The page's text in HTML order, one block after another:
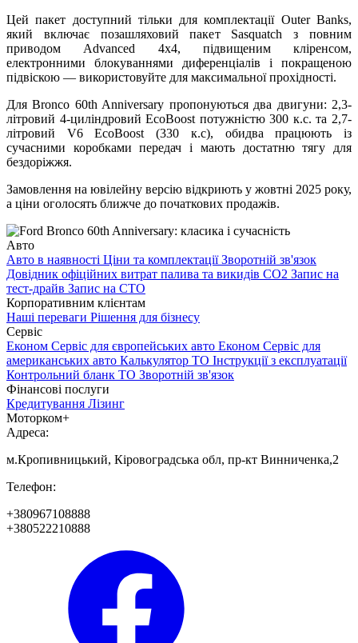
Цей пакет доступний тільки для комплектації Outer Banks,
який включає позашляховий пакет Sasquatch з повним
приводом Advanced 4x4, підвищеним кліренсом,
електронними блокуваннями диференціалів і покращеною
підвіскою — використовуйте для максимальної прохідності.
Для Bronco 60th Anniversary пропонуються два двигуни: 2,3-
літровий 4-циліндровий EcoBoost потужністю 300 к.с. та 2,7-
літровий V6 EcoBoost (330 к.с), обидва працюють із
сучасними коробками передач і мають достатню тягу для
бездоріжжя.
Замовлення на ювілейну версію відкриють у жовтні 2025 року,
а ціни оголосять ближче до початкових продажів.
Авто
Авто в наявності Ціни та комплектаціїЗворотній зв'язок
Довідник офіційних витрат палива та викидів СО2 Запис на
тест-драйв Запис на СТО
Корпоративним клієнтам
Наші переваги Рішення для бізнесу
Сервіс
Економ Сервіс для європейських авто Економ Сервіс для
американських авто Калькулятор ТО Інструкції з експлуатації
Контрольний бланк ТО Зворотній зв'язок
Фінансові послуги
Кредитування Лізинг
Моторком+
Адреса:
м.Кропивницький, Кіровоградська обл, пр-кт Винниченка,2
Телефон:
+380967108888
+380522210888